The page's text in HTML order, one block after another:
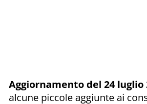
Aggiornamento del 24 luglio
alcune piccole aggiunte ai